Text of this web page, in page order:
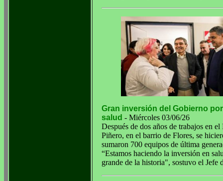
Gran inversión del Gobierno
salud - Miércoles 03/06/26
Después de dos años de trabajos en
Piñero, en el barrio de Flores, se
sumaron 700 equipos de última
“Estamos haciendo la inversión en
grande de la historia", sostuvo el Jefe